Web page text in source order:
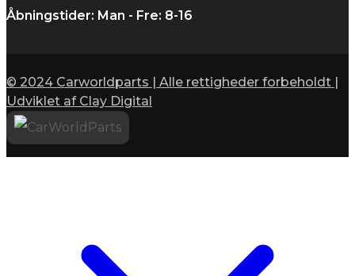
Åbningstider: Man - Fre: 8-16
© 2024 Carworldparts | Alle rettigheder forbeholdt |
Udviklet af Clay Digital